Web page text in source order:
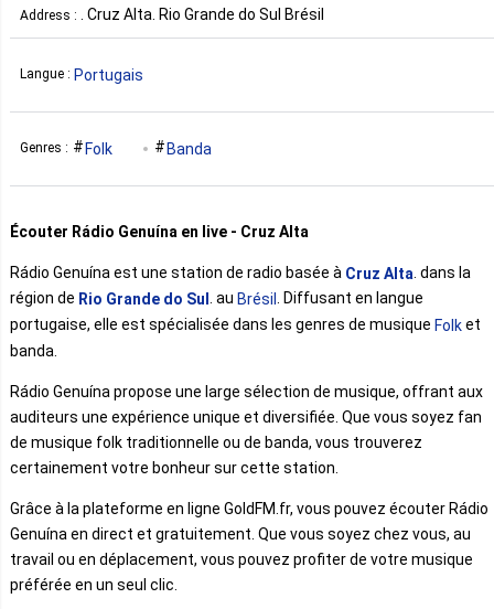
Address : . Cruz Alta. Rio Grande do Sul Brésil
Langue : Portugais
Genres : Folk Banda
Écouter Rádio Genuína en live - Cruz Alta
Rádio Genuína est une station de radio basée à Cruz Alta . dans la
région de Rio Grande do Sul . au Brésil . Diffusant en langue
portugaise, elle est spécialisée dans les genres de musique Folket
banda.
Rádio Genuína propose une large sélection de musique, offrant aux
auditeurs une expérience unique et diversifiée. Que vous soyez fan
de musique folk traditionnelle ou de banda, vous trouverez
certainement votre bonheur sur cette station.
Grâce à la plateforme en ligne GoldFM.fr, vous pouvez écouter Rádio
Genuína en direct et gratuitement. Que vous soyez chez vous, au
travail ou en déplacement, vous pouvez profiter de votre musique
préférée en un seul clic.